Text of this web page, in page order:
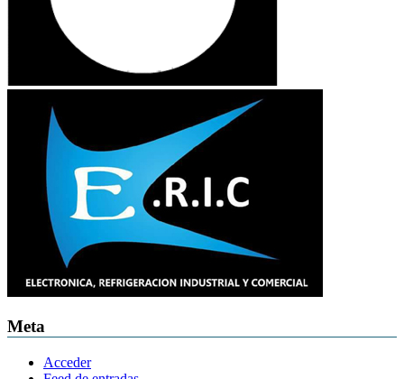
Meta
Acceder